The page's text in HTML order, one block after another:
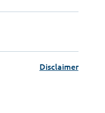
Disclaimer